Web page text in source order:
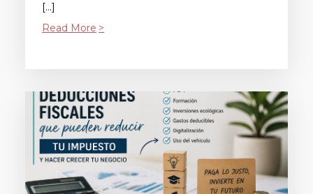
[…]
Read More